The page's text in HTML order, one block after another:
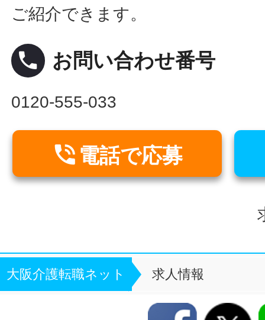
ご紹介できます。
local_phone お問い合わせ番号
0120-555-033
 電話で応募
大阪介護転職ネット 求人情報